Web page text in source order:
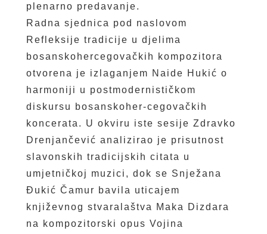
plenarno predavanje.
Radna sjednica pod naslovom
Refleksije tradicije u djelima
bosanskohercegovačkih kompozitora
otvorena je izlaganjem Naide Hukić o
harmoniji u postmodernističkom
diskursu bosanskoher-cegovačkih
koncerata. U okviru iste sesije Zdravko
Drenjančević analizirao je prisutnost
slavonskih tradicijskih citata u
umjetničkoj muzici, dok se Snježana
Đukić Čamur bavila uticajem
književnog stvaralaštva Maka Dizdara
na kompozitorski opus Vojina